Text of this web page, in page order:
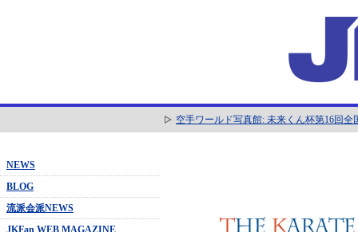
空手ワールド写真館: 未来くん杯第16回
NEWS
BLOG
流派会派NEWS
JKFan WEB MAGAZINE